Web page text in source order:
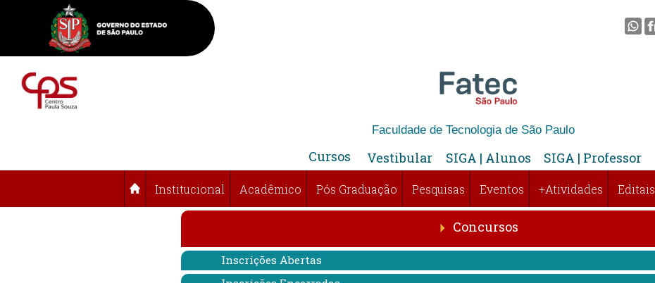
Faculdade de Tecnologia de São Paulo
Cursos Vestibular SIGA | Alunos SIGA | Professor
Institucional Acadêmico Pós Graduação Pesquisas Eventos +Atividades Editais
Concursos
Inscrições Abertas